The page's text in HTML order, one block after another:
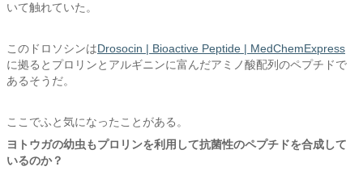
いて触れていた。
このドロソシンはDrosocin | Bioactive Peptide | MedChemExpress
に拠るとプロリンとアルギニンに富んだアミノ酸配列のペプチドで
あるそうだ。
ここでふと気になったことがある。
ヨトウガの幼虫もプロリンを利用して抗菌性のペプチドを合成して
いるのか？